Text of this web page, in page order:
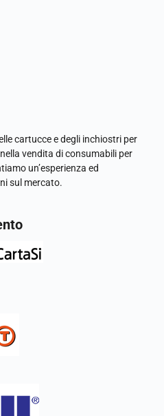
cartucce e degli inchiostri per
vendita di consumabili per
un’esperienza ed
sul mercato.